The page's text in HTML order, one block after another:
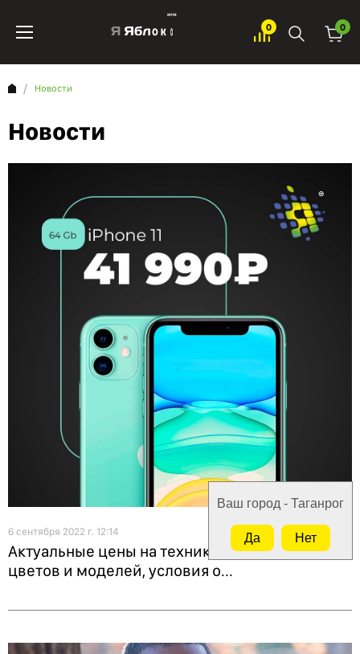
0 0
Новости
Новости
6 сентября 2022 г. 12:14
Актуальные цены на технику Apple!. Наличие
цветов и моделей, условия о...
Ваш город - Таганрог
Да Нет